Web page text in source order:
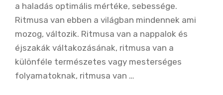
a haladás optimális mértéke, sebessége.
Ritmusa van ebben a világban mindennek ami
mozog, változik. Ritmusa van a nappalok és
éjszakák váltakozásának, ritmusa van a
különféle természetes vagy mesterséges
folyamatoknak, ritmusa van …